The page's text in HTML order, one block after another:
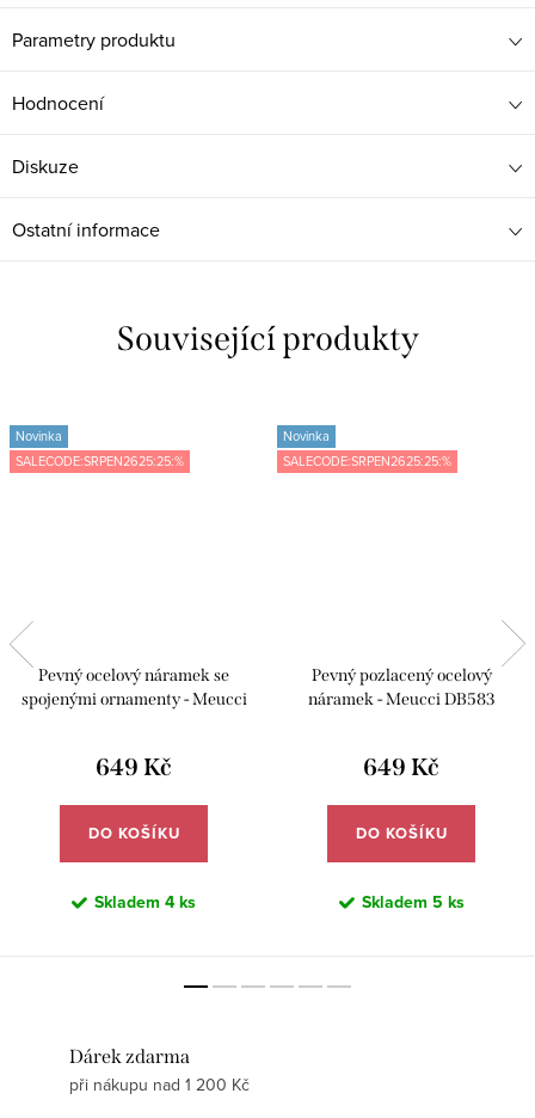
Parametry produktu
Hodnocení
Diskuze
Ostatní informace
Související produkty
Novinka
SALECODE:SRPEN2625:25:%
Pevný ocelový náramek se
spojenými ornamenty - Meucci
649 Kč
DO KOŠÍKU
Skladem 4 ks
Novinka
SALECODE:SRPEN2625:25:%
Pevný pozlacený ocelový
náramek - Meucci DB583
649 Kč
DO KOŠÍKU
Skladem 5 ks
Dárek zdarma
při nákupu nad 1 200 Kč